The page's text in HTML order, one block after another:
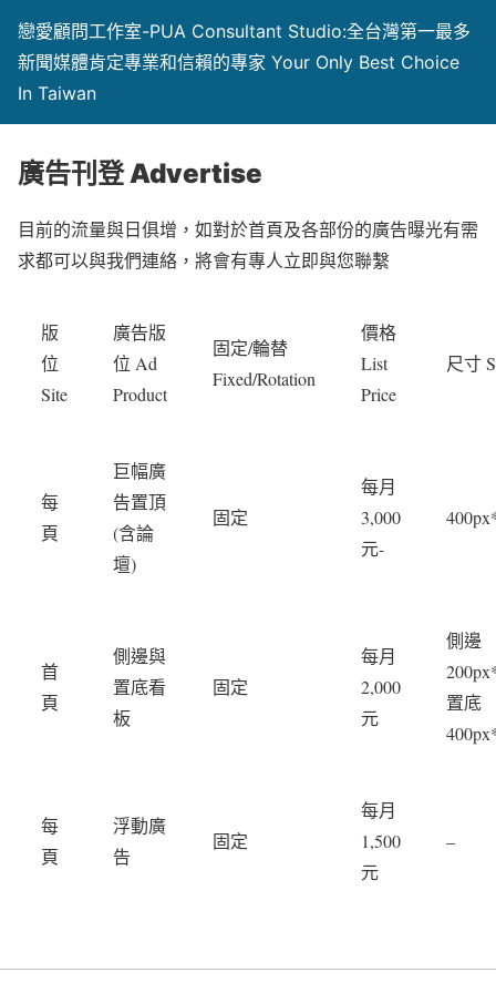
戀愛顧問工作室-PUA Consultant Studio:全台灣第一最多
新聞媒體肯定專業和信賴的專家 Your Only Best Choice
In Taiwan
廣告刊登 Advertise
目前的流量與日俱增，如對於首頁及各部份的廣告曝光有需
求都可以與我們連絡，將會有專人立即與您聯繫
版
位
Site
廣告版
位 Ad
Product
固定/輪替
Fixed/Rotation
價格
List
Price
尺寸
每
頁
巨幅廣
告置頂
(含論
壇)
固定
每月
3,000
元-
首
頁
側邊與
置底看
板
固定
每月
2,000
元
側邊
置底
每
頁
浮動廣
告
固定
每月
1,500
元
–